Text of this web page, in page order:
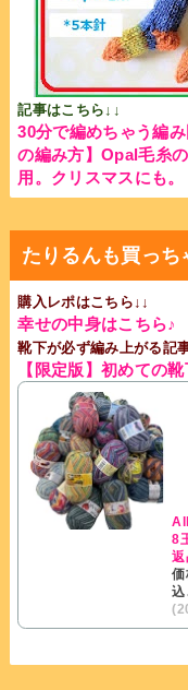
記事はこちら↓↓
30分で編めちゃう編
の編み方】Opal毛糸
用。クリスマスにも。
たりるんも買っち
購入レポはこちら↓↓
幸せの中身はこちら♪
靴下が必ず編み上がる記
【限定版】初めての
8
返
込